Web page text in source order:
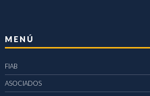
MENÚ
FIAB
ASOCIADOS